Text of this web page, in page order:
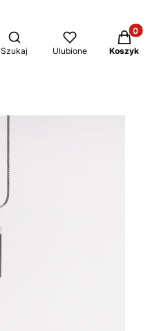
Otwórz wyszukiwarkę
Szukaj Ulubione Koszyk